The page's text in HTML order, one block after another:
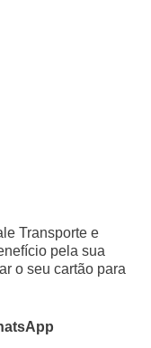
Transporte e
pela sua
o seu cartão para